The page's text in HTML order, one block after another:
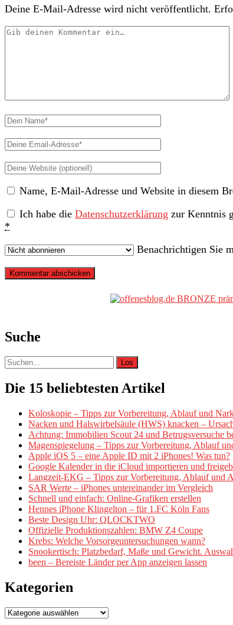
Deine E-Mail-Adresse wird nicht veröffentlicht.
Dein
Dein
Deine
Adresse
Deine
(nichtName, E-Mail-Adresse und Website in diesem
Ich habe die Datenschutzerklärung zur Kenntnis
*
Benachrichtigen Sie
Suche
Suche
nach:
Die 15 beliebtesten Artikel
Koloskopie – Tipps zur Vorbereitung, Ablauf und
Nacken und Halswirbelsäule (HWS) knacken –
Achtung: Immobilien Scout 24 und Betrugsversuche
Magenspiegelung – Tipps zur Vorbereitung, Ablauf
Apple iOS 5 – eine Apple ID mit 2 iPhones! Was tun?
Google Kalender in die iCloud importieren und
Langzeit-EKG – Tipps zur Vorbereitung, Ablauf und
SAR Werte – iPhones untereinander im Vergleich
Schnell und einfach: Online-Grafiken erstellen
Hennes iPhone Klingelton – für 1.FC Köln Fans
Beste Design Uhr: QLOCKTWO
Offizielle Produktionszahlen: BMW Z4 Coupe
Krebs: Welche Vorsorgeuntersuchungen wann?
Snookertisch: Platzbedarf, Maße und Gewicht.
been – Bereiste Länder per App anzeigen lassen
Kategorien
Kategorien